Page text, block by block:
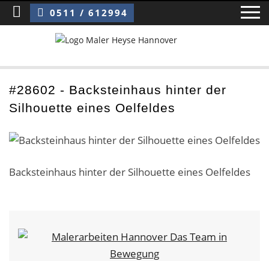
Sie sind hier:Backsteinhaus hinter der Silhouette eines Oelfeldes
0511 / 612994
Home
Blog
Über uns ›
Über uns
Storytelling
#28602 - Backsteinhaus hinter der
Silhouette eines Oelfeldes
Backsteinhaus hinter der Silhouette eines Oelfeldes